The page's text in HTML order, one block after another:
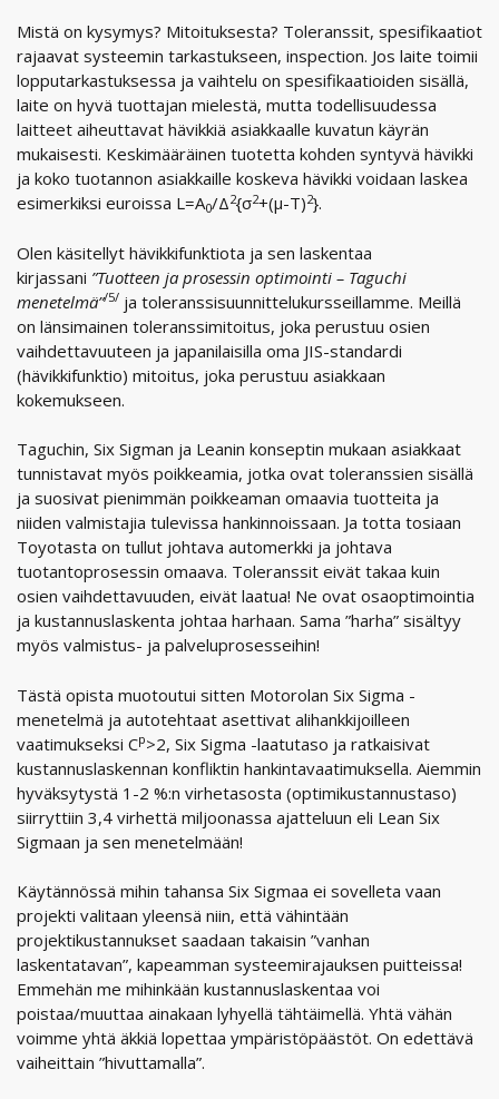
Mistä on kysymys? Mitoituksesta? Toleranssit, spesifikaatiot
rajaavat systeemin tarkastukseen, inspection. Jos laite toimii
lopputarkastuksessa ja vaihtelu on spesifikaatioiden sisällä,
laite on hyvä tuottajan mielestä, mutta todellisuudessa
laitteet aiheuttavat hävikkiä asiakkaalle kuvatun käyrän
mukaisesti. Keskimääräinen tuotetta kohden syntyvä hävikki
ja koko tuotannon asiakkaille koskeva hävikki voidaan laskea
esimerkiksi euroissa L=A0/Δ2{σ2+(μ-T)2}.
Olen käsitellyt hävikkifunktiota ja sen laskentaa
kirjassani ”Tuotteen ja prosessin optimointi – Taguchi
menetelmä”/5/ ja toleranssisuunnittelukursseillamme. Meillä
on länsimainen toleranssimitoitus, joka perustuu osien
vaihdettavuuteen ja japanilaisilla oma JIS-standardi
(hävikkifunktio) mitoitus, joka perustuu asiakkaan
kokemukseen.
Taguchin, Six Sigman ja Leanin konseptin mukaan asiakkaat
tunnistavat myös poikkeamia, jotka ovat toleranssien sisällä
ja suosivat pienimmän poikkeaman omaavia tuotteita ja
niiden valmistajia tulevissa hankinnoissaan. Ja totta tosiaan
Toyotasta on tullut johtava automerkki ja johtava
tuotantoprosessin omaava. Toleranssit eivät takaa kuin
osien vaihdettavuuden, eivät laatua! Ne ovat osaoptimointia
ja kustannuslaskenta johtaa harhaan. Sama ”harha” sisältyy
myös valmistus- ja palveluprosesseihin!
Tästä opista muotoutui sitten Motorolan Six Sigma -
menetelmä ja autotehtaat asettivat alihankkijoilleen
vaatimukseksi Cp>2, Six Sigma -laatutaso ja ratkaisivat
kustannuslaskennan konfliktin hankintavaatimuksella. Aiemmin
hyväksytystä 1-2 %:n virhetasosta (optimikustannustaso)
siirryttiin 3,4 virhettä miljoonassa ajatteluun eli Lean Six
Sigmaan ja sen menetelmään!
Käytännössä mihin tahansa Six Sigmaa ei sovelleta vaan
projekti valitaan yleensä niin, että vähintään
projektikustannukset saadaan takaisin ”vanhan
laskentatavan”, kapeamman systeemirajauksen puitteissa!
Emmehän me mihinkään kustannuslaskentaa voi
poistaa/muuttaa ainakaan lyhyellä tähtäimellä. Yhtä vähän
voimme yhtä äkkiä lopettaa ympäristöpäästöt. On edettävä
vaiheittain ”hivuttamalla”.